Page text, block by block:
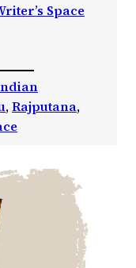
Space
, Rajputana